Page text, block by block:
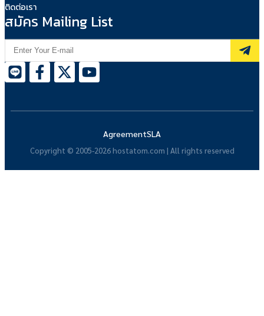
ติดต่อเรา
สมัคร Mailing List
Copyright © 2005-2026 hostatom.com | All rights reserved
AgreementSLA